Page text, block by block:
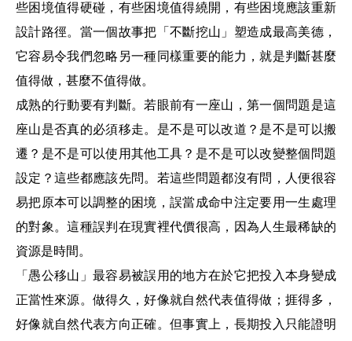
些困境值得硬碰，有些困境值得繞開，有些困境應該重新
設計路徑。當一個故事把「不斷挖山」塑造成最高美德，
它容易令我們忽略另一種同樣重要的能力，就是判斷甚麼
值得做，甚麼不值得做。
成熟的行動要有判斷。若眼前有一座山，第一個問題是這
座山是否真的必須移走。是不是可以改道？是不是可以搬
遷？是不是可以使用其他工具？是不是可以改變整個問題
設定？這些都應該先問。若這些問題都沒有問，人便很容
易把原本可以調整的困境，誤當成命中注定要用一生處理
的對象。這種誤判在現實裡代價很高，因為人生最稀缺的
資源是時間。
「愚公移山」最容易被誤用的地方在於它把投入本身變成
正當性來源。做得久，好像就自然代表值得做；捱得多，
好像就自然代表方向正確。但事實上，長期投入只能證明